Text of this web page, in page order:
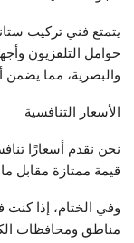
يتمتع فني تركيب
حوامل التلفزيون
والبصرية، مما
الأسعار التنافسية
نحن نقدم أسعارًا
قيمة ممتازة مقابل
وفي الختام، إذا
مناطق ومحافظات